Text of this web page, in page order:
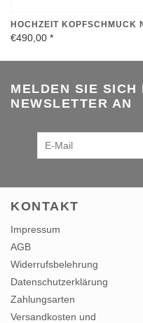
€490,00*
NEWSLETTER AN
KONTAKT
Impressum
AGB
Widerrufsbelehrung
Datenschutzerklärung
Zahlungsarten
Versandkosten und
Rücksendungen